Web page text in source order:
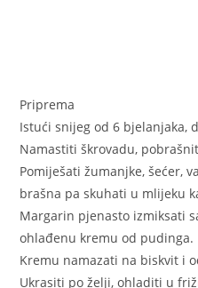
Priprema
Istući snijeg od 6 bjelanjaka,
Namastiti škrovadu,
Pomiješati žumanjke, šećer,
brašna pa skuhati u mlijeku
Margarin pjenasto izmiksati
ohlađenu kremu od pudinga.
Kremu namazati na biskvit i
Ukrasiti po želji, ohladiti u